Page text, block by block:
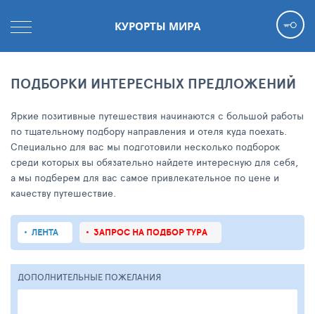
КУРОРТЫ МИРА
ПОДБОРКИ ИНТЕРЕСНЫХ ПРЕДЛОЖЕНИЙ
Яркие позитивные путешествия начинаются с большой работы
по тщательному подбору направления и отеля куда поехать.
Специально для вас мы подготовили несколько подборок
среди которых вы обязательно найдете интересную для себя,
а мы подберем для вас самое привлекательное по цене и
качеству путешествие.
ЛЕНТА ЗАПРОС НА ПОДБОР ТУРА
ДОПОЛНИТЕЛЬНЫЕ ПОЖЕЛАНИЯ